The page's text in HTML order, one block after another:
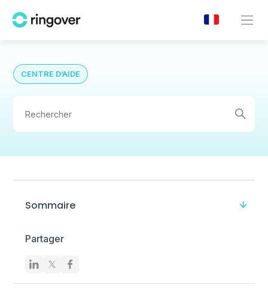
CENTRE D’AIDE
Sommaire
Partager